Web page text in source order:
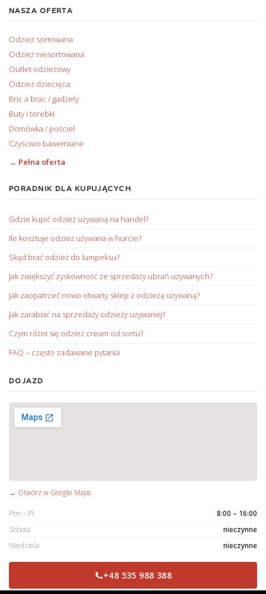
NASZA OFERTA
Odzież sortowana
Odzież niesortowana
Outlet odzieżowy
Odzież dziecięca
Bric a brac / gadżety
Buty i torebki
Domówka / pościel
Czyściwo bawełniane
→ Pełna oferta
PORADNIK DLA KUPUJĄCYCH
Gdzie kupić odzież używaną na handel?
Ile kosztuje odzież używana w hurcie?
Skąd brać odzież do lumpeksu?
Jak zwiększyć zyskowność ze sprzedaży ubrań używanych?
Jak zaopatrzeć nowo otwarty sklep z odzieżą używaną?
Jak zarabiać na sprzedaży odzieży używanej?
Czym różni się odzież cream od sortu?
FAQ – często zadawane pytania
DOJAZD
→ Otwórz w Google Maps
Pon – Pt
8:00 – 16:00
Sobota
nieczynne
Niedziela
nieczynne
+48 535 988 388